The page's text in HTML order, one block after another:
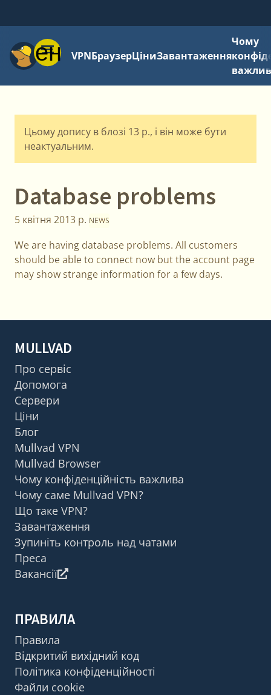
МенюVPNБраузерЦіниЗавантаження
Чому
Цьому допису в блозі 13 р., і він може бути
неактуальним.
Database problems
5 квітня 2013 р. NEWS
We are having database problems. All customers
should be able to connect now but the account page
may show strange information for a few days.
MULLVAD
Про сервіс
Допомога
Сервери
Ціни
Блог
Mullvad VPN
Mullvad Browser
Чому конфіденційність важлива
Чому саме Mullvad VPN?
Що таке VPN?
Завантаження
Зупиніть контроль над чатами
Преса
Вакансії
ПРАВИЛА
Правила
Відкритий вихідний код
Політика конфіденційності
Файли cookie